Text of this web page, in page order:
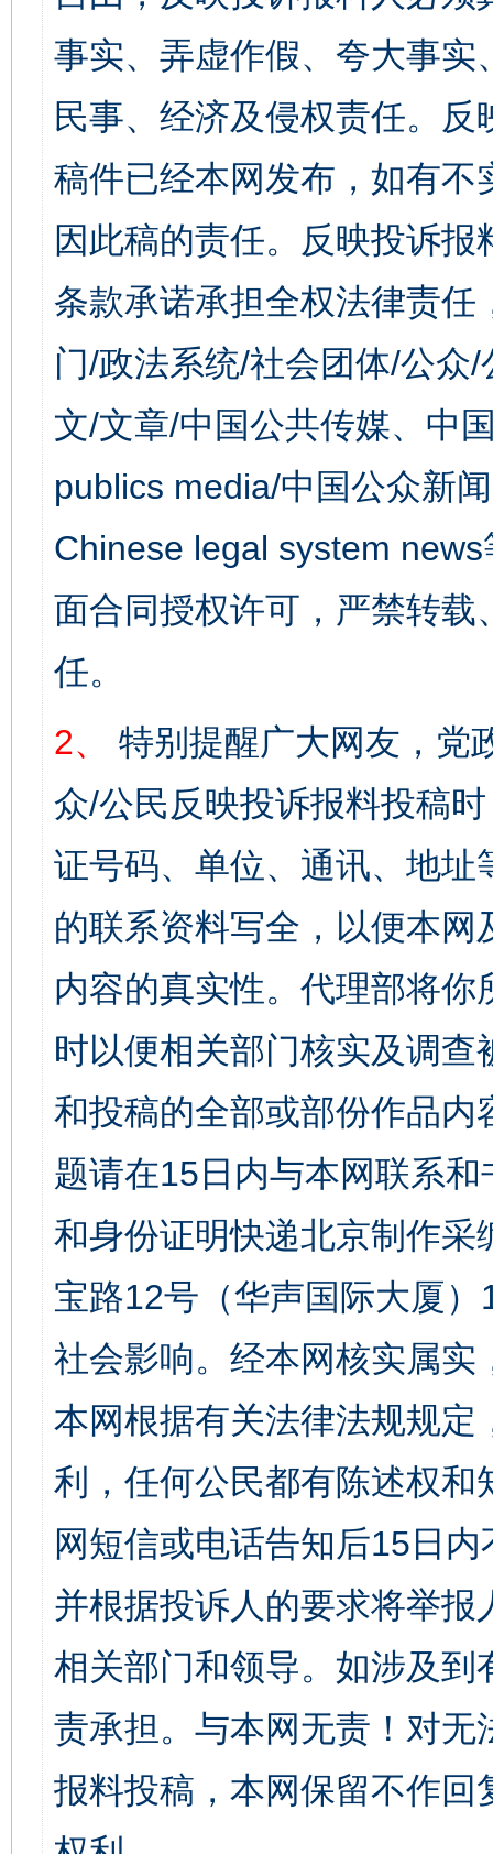
事实、弄虚作假、夸大事
民事、经济及侵权责任。
稿件已经本网发布，如有
因此稿的责任。反映投诉
条款承诺承担全权法律责
门/政法系统/社会团体/公众
文/文章/中国公共传媒、中
publics media/中国公众新
Chinese legal system
面合同授权许可，严禁转
任。
2、
特别提醒广大网友，党
众/公民反映投诉报料投稿
证号码、单位、通讯、地
的联系资料写全，以便本
内容的真实性。代理部将
时以便相关部门核实及调
和投稿的全部或部份作品
题请在15日内与本网联系
和身份证明快递北京制作
宝路12号（华声国际大厦
社会影响。经本网核实属
本网根据有关法律法规规
利，任何公民都有陈述权
网短信或电话告知后15日
并根据投诉人的要求将举
相关部门和领导。如涉及
责承担。与本网无责！对
报料投稿，本网保留不作